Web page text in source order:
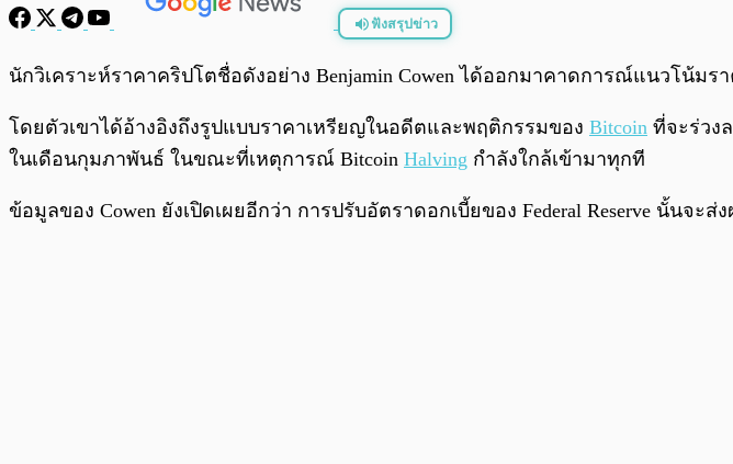
ฟังสรุปข่าว
พร้อมเล่น
นักวิเคราะห์ราคาคริปโตชื่อดังอย่าง Benjamin Cowen ได้ออกมาคาดการณ์แนวโน้มร
โดยตัวเขาได้อ้างอิงถึงรูปแบบราคาเหรียญในอดีตและพฤติกรรมของ Bitcoin ที่จะร่วง
ในเดือนกุมภาพันธ์ ในขณะที่เหตุการณ์ Bitcoin Halving กำลังใกล้เข้ามาทุกที
ข้อมูลของ Cowen ยังเปิดเผยอีกว่า การปรับอัตราดอกเบี้ยของ Federal Reserve นั้นจ